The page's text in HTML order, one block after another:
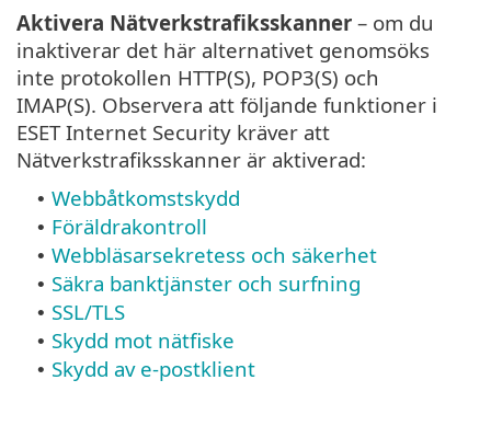
Aktivera Nätverkstrafiksskanner – om du
inaktiverar det här alternativet genomsöks
inte protokollen HTTP(S), POP3(S) och
IMAP(S). Observera att följande funktioner i
ESET Internet Security kräver att
Nätverkstrafiksskanner är aktiverad:
• Webbåtkomstskydd
• Föräldrakontroll
• Webbläsarsekretess och säkerhet
• Säkra banktjänster och surfning
• SSL/TLS
• Skydd mot nätfiske
• Skydd av e-postklient